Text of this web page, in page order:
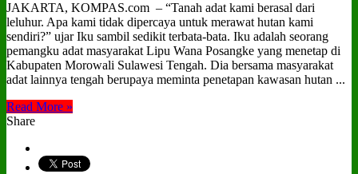
JAKARTA, KOMPAS.com – “Tanah adat kami berasal dari
leluhur. Apa kami tidak dipercaya untuk merawat hutan kami
sendiri?” ujar Iku sambil sedikit terbata-bata. Iku adalah seorang
pemangku adat masyarakat Lipu Wana Posangke yang menetap di
Kabupaten Morowali Sulawesi Tengah. Dia bersama masyarakat
adat lainnya tengah berupaya meminta penetapan kawasan hutan ...
Read More »
Share